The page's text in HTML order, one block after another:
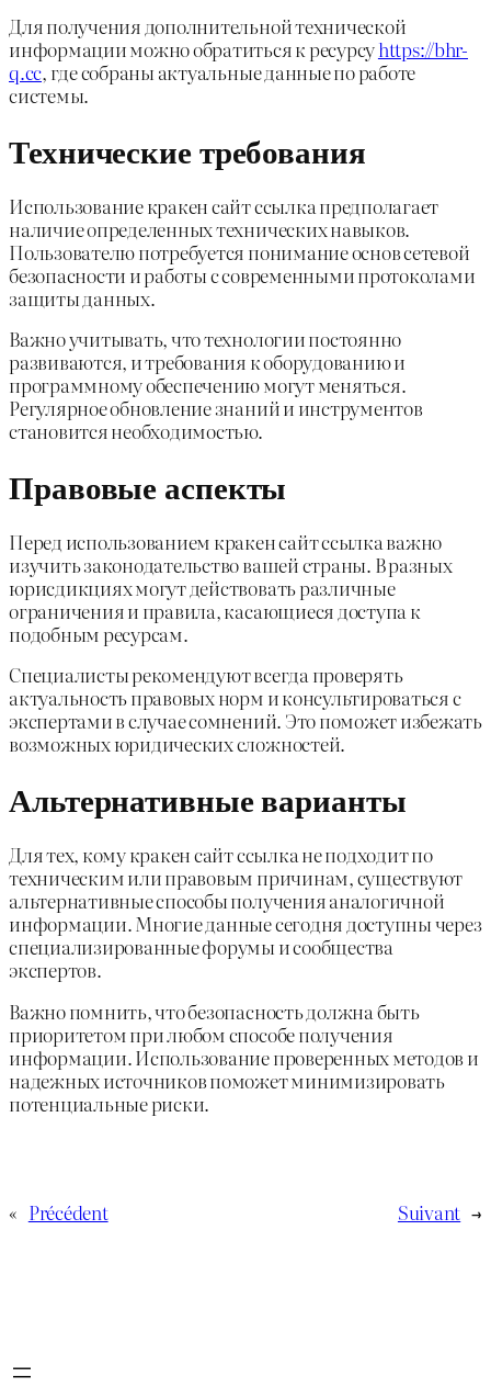
Для получения дополнительной технической
информации можно обратиться к ресурсуhttps://bhr-
q.cc, где собраны актуальные данные по работе
системы.
Технические требования
Использование кракен сайт ссылка предполагает
наличие определенных технических навыков.
Пользователю потребуется понимание основ сетевой
безопасности и работы с современными протоколами
защиты данных.
Важно учитывать, что технологии постоянно
развиваются, и требования к оборудованию и
программному обеспечению могут меняться.
Регулярное обновление знаний и инструментов
становится необходимостью.
Правовые аспекты
Перед использованием кракен сайт ссылка важно
изучить законодательство вашей страны. В разных
юрисдикциях могут действовать различные
ограничения и правила, касающиеся доступа к
подобным ресурсам.
Специалисты рекомендуют всегда проверять
актуальность правовых норм и консультироваться с
экспертами в случае сомнений. Это поможет избежать
возможных юридических сложностей.
Альтернативные варианты
Для тех, кому кракен сайт ссылка не подходит по
техническим или правовым причинам, существуют
альтернативные способы получения аналогичной
информации. Многие данные сегодня доступны через
специализированные форумы и сообщества
экспертов.
Важно помнить, что безопасность должна быть
приоритетом при любом способе получения
информации. Использование проверенных методов и
надежных источников поможет минимизировать
потенциальные риски.
« Précédent Suivant →